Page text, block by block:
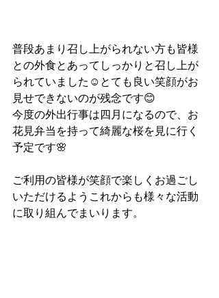
普段あまり召し上がられない方も皆様
との外食とあってしっかりと召し上が
られていました☺️とても良い笑顔がお
見せできないのが残念です😊
今度の外出行事は四月になるので、お
花見弁当を持って綺麗な桜を見に行く
予定です🌸
ご利用の皆様が笑顔で楽しくお過ごし
いただけるようこれからも様々な活動
に取り組んでまいります。